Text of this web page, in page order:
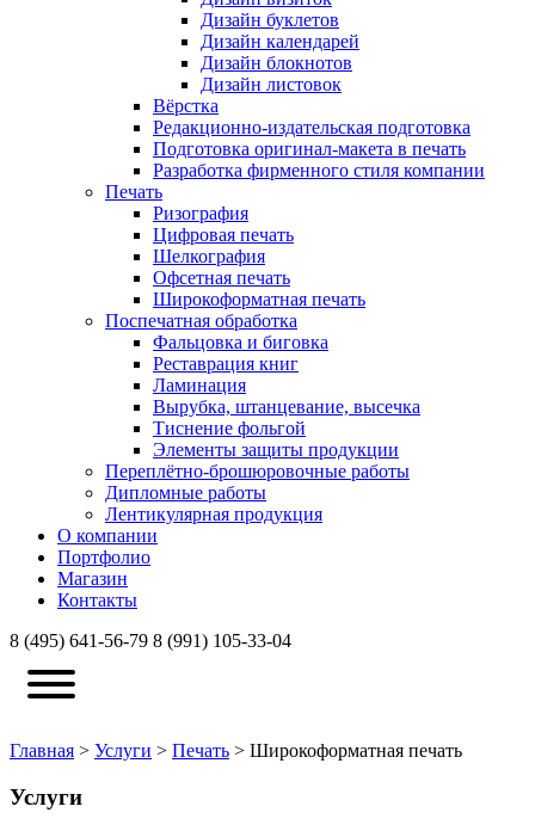
Дизайн буклетов
Дизайн календарей
Дизайн блокнотов
Дизайн листовок
Вёрстка
Редакционно-издательская подготовка
Подготовка оригинал-макета в печать
Разработка фирменного стиля компании
Печать
Ризография
Цифровая печать
Шелкография
Офсетная печать
Широкоформатная печать
Поспечатная обработка
Фальцовка и биговка
Реставрация книг
Ламинация
Вырубка, штанцевание, высечка
Тиснение фольгой
Элементы защиты продукции
Переплётно-брошюровочные работы
Дипломные работы
Лентикулярная продукция
О компании
Портфолио
Магазин
Контакты
8 (495) 641-56-79 8 (991) 105-33-04
Главная > Услуги > Печать > Широкоформатная печать
Услуги